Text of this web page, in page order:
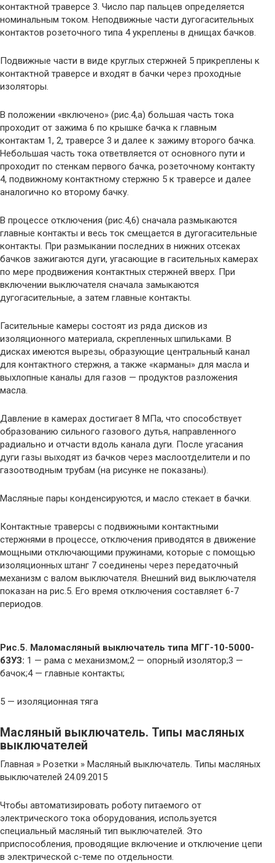
контактной траверсе 3. Число пар пальцев определяется
номинальным током. Неподвижные части дугогасительных
контактов розеточного типа 4 укреплены в днищах бачков.
Подвижные части в виде круглых стержней 5 прикреплены к
контактной траверсе и входят в бачки через проходные
изоляторы.
В положении «включено» (рис.4,а) большая часть тока
проходит от зажима 6 по крышке бачка к главным
контактам 1, 2, траверсе 3 и далее к зажиму второго бачка.
Небольшая часть тока ответвляется от основного пути и
проходит по стенкам первого бачка, розеточному контакту
4, подвижному контактному стержню 5 к траверсе и далее
аналогично ко второму бачку.
В процессе отключения (рис.4,6) сначала размыкаются
главные контакты и весь ток смещается в дугогасительные
контакты. При размыкании последних в нижних отсеках
бачков зажигаются дуги, угасающие в гасительных камерах
по мере продвижения контактных стержней вверх. При
включении выключателя сначала замыкаются
дугогасительные, а затем главные контакты.
Гасительные камеры состоят из ряда дисков из
изоляционного материала, скрепленных шпильками. В
дисках имеются вырезы, образующие центральный канал
для контактного стержня, а также «карманы» для масла и
выхлопные каналы для газов — продуктов разложения
масла.
Давление в камерах достигает 8 МПа, что способствует
образованию сильного газового дутья, направленного
радиально и отчасти вдоль канала дуги. После угасания
дуги газы выходят из бачков через маслоотделители и по
газоотводным трубам (на рисунке не показаны).
Масляные пары конденсируются, и масло стекает в бачки.
Контактные траверсы с подвижными контактными
стержнями в процессе, отключения приводятся в движение
мощными отключающими пружинами, которые с помощью
изоляционных штанг 7 соединены через передаточный
механизм с валом выключателя. Внешний вид выключателя
показан на рис.5. Его время отключения составляет 6-7
периодов.
Рис.5. Маломасляный выключатель типа МГГ-10-5000-
б3УЗ: 1 — рама с механизмом;2 — опорный изолятор;3 —
бачок;4 — главные контакты;
5 — изоляционная тяга
Масляный выключатель. Типы масляных
выключателей
Главная » Розетки » Масляный выключатель. Типы масляных
выключателей 24.09.2015
Чтобы автоматизировать роботу питаемого от
электрического тока оборудования, используется
специальный масляный тип выключателей. Это
приспособления, проводящие включение и отключение цепи
в электрической с-теме по отдельности.